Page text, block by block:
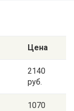
Цена
2140
руб.
1070